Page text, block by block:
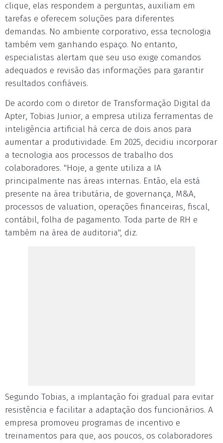
clique, elas respondem a perguntas, auxiliam em
tarefas e oferecem soluções para diferentes
demandas. No ambiente corporativo, essa tecnologia
também vem ganhando espaço. No entanto,
especialistas alertam que seu uso exige comandos
adequados e revisão das informações para garantir
resultados confiáveis.
De acordo com o diretor de Transformação Digital da
Apter, Tobias Junior, a empresa utiliza ferramentas de
inteligência artificial há cerca de dois anos para
aumentar a produtividade. Em 2025, decidiu incorporar
a tecnologia aos processos de trabalho dos
colaboradores. "Hoje, a gente utiliza a IA
principalmente nas áreas internas. Então, ela está
presente na área tributária, de governança, M&A,
processos de valuation, operações financeiras, fiscal,
contábil, folha de pagamento. Toda parte de RH e
também na área de auditoria", diz.
Segundo Tobias, a implantação foi gradual para evitar
resistência e facilitar a adaptação dos funcionários. A
empresa promoveu programas de incentivo e
treinamentos para que, aos poucos, os colaboradores